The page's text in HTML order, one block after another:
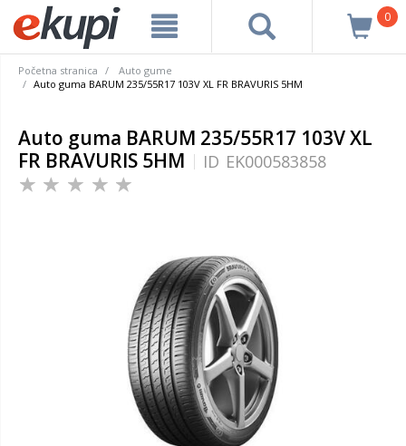
0
Početna stranica
Auto gume
Auto guma BARUM 235/55R17 103V XL FR BRAVURIS 5HM
Auto guma BARUM 235/55R17 103V XL
FR BRAVURIS 5HM
ID EK000583858